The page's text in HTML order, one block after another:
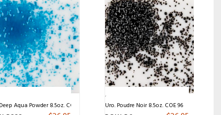
Aqua Powder 8.5oz. COE 96 Uro. Poudre Noir 8.5oz. COE 96